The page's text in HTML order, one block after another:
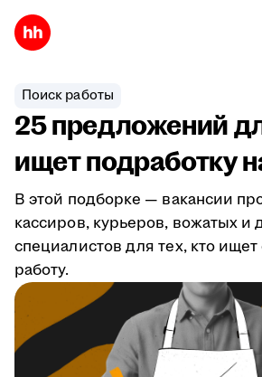
Поиск работы
25 предложений
ищет подработку
В этой подборке — вакансии
кассиров, курьеров, вожатых и
специалистов для тех, кто
работу.